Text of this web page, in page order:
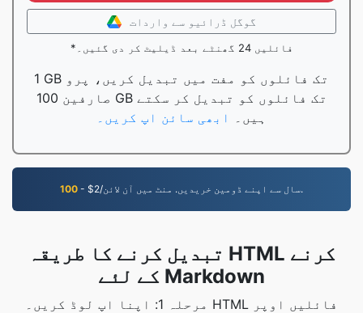
گوگل ڈرائیو سے واردات
*فائلیں 24 گھنٹے بعد ڈیلیٹ کر دی گئیں۔
1 GB تک فائلوں کو مفت میں تبدیل کریں، پرو
صارفین 100 GB تک فائلوں کو تبدیل کر سکتے
ہیں۔ ابھی سائن اپ کریں۔
100 - $2/سال سے اپنے ڈومین خریدیں. منٹ میں آن لائن.
تبدیل کرنے کا طریقہ HTML کرنے
کے لئے Markdown
مرحلہ 1: اپنا اپ لوڈ کریں۔ HTML فائلیں اوپر